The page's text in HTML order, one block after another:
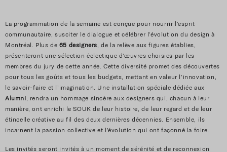
La programmation de la semaine est conçue pour nourrir l’esprit
communautaire, susciter le dialogue et célébrer l’évolution du design à
Montréal. Plus de 65 designers, de la relève aux figures établies,
présenteront une sélection éclectique d’œuvres choisies par les
membres du jury de cette année. Cette diversité promet des découvertes
pour tous les goûts et tous les budgets, mettant en valeur l’innovation,
le savoir-faire et l’imagination. Une installation spéciale dédiée aux
Alumni, rendra un hommage sincère aux designers qui, chacun à leur
manière, ont enrichi le SOUK de leur histoire, de leur regard et de leur
étincelle créative au fil des deux dernières décennies. Ensemble, ils
incarnent la passion collective et l’évolution qui ont façonné la foire.
Les invités seront invités à un moment de sérénité et de reconnexion